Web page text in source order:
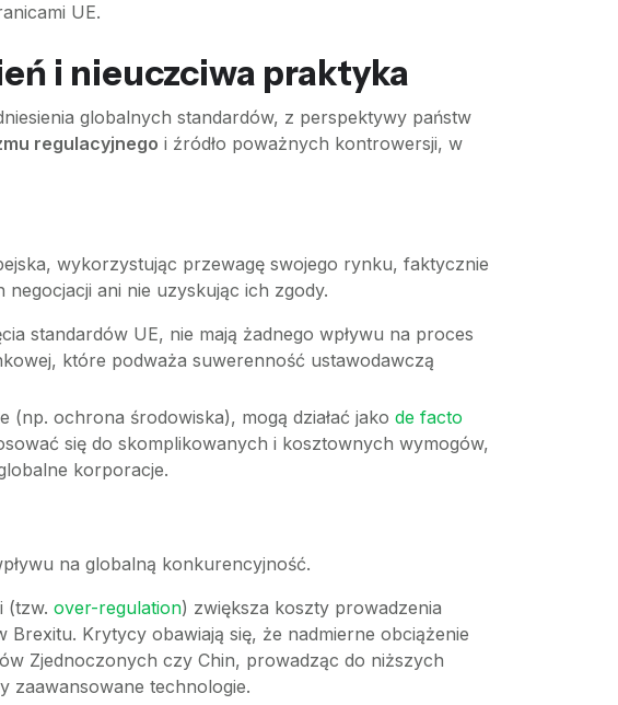
UE.
i nieuczciwa praktyka
globalnych standardów, z perspektywy państw
regulacyjnego i źródło poważnych kontrowersji, w
wykorzystując przewagę swojego rynku, faktycznie
ani nie uzyskując ich zgody.
standardów UE, nie mają żadnego wpływu na proces
które podważa suwerenność ustawodawczą
(np. ochrona środowiska), mogą działać jako de facto
się do skomplikowanych i kosztownych wymogów,
korporacje.
na globalną konkurencyjność.
(tzw. over-regulation) zwiększa koszty prowadzenia
Krytycy obawiają się, że nadmierne obciążenie
Zjednoczonych czy Chin, prowadząc do niższych
zaawansowane technologie.